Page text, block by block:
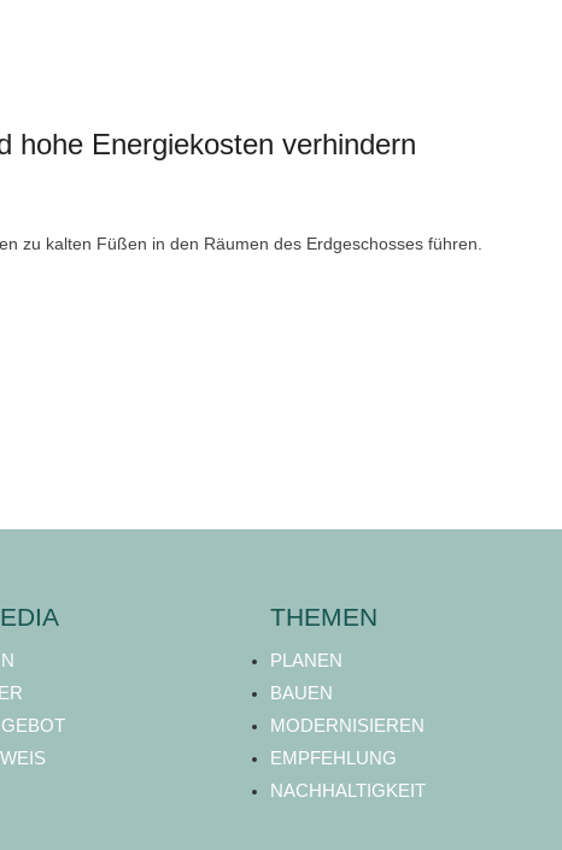
hohe Energiekosten verhindern
zu kalten Füßen in den Räumen des Erdgeschosses führen.
THEMEN
PLANEN
BAUEN
MODERNISIEREN
EMPFEHLUNG
NACHHALTIGKEIT